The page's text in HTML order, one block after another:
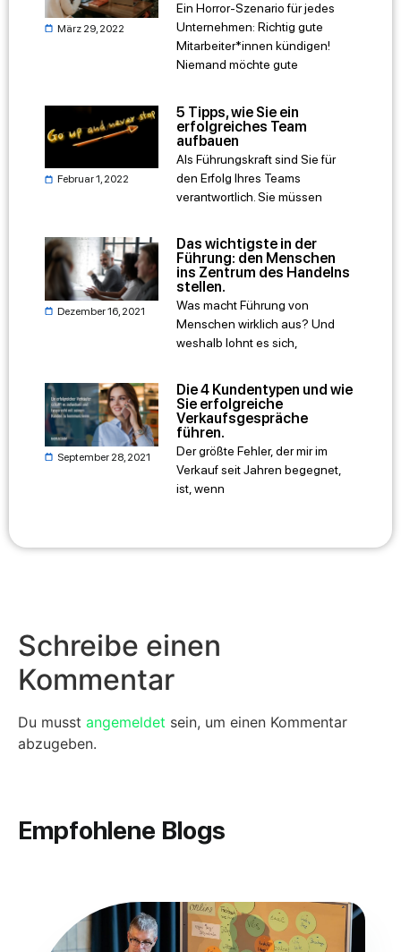
März 29, 2022
Ein Horror-Szenario für jedes
Unternehmen: Richtig gute
Mitarbeiter*innen kündigen!
Niemand möchte gute
Februar 1, 2022
5 Tipps, wie Sie ein
erfolgreiches Team
aufbauen
Als Führungskraft sind Sie für
den Erfolg Ihres Teams
verantwortlich. Sie müssen
Dezember 16, 2021
Das wichtigste in der
Führung: den Menschen
ins Zentrum des Handelns
stellen.
Was macht Führung von
Menschen wirklich aus? Und
weshalb lohnt es sich,
September 28, 2021
Die 4 Kundentypen und wie
Sie erfolgreiche
Verkaufsgespräche
führen.
Der größte Fehler, der mir im
Verkauf seit Jahren begegnet,
ist, wenn
Schreibe einen
Kommentar
Du musst angemeldet sein, um einen Kommentar
abzugeben.
Empfohlene Blogs